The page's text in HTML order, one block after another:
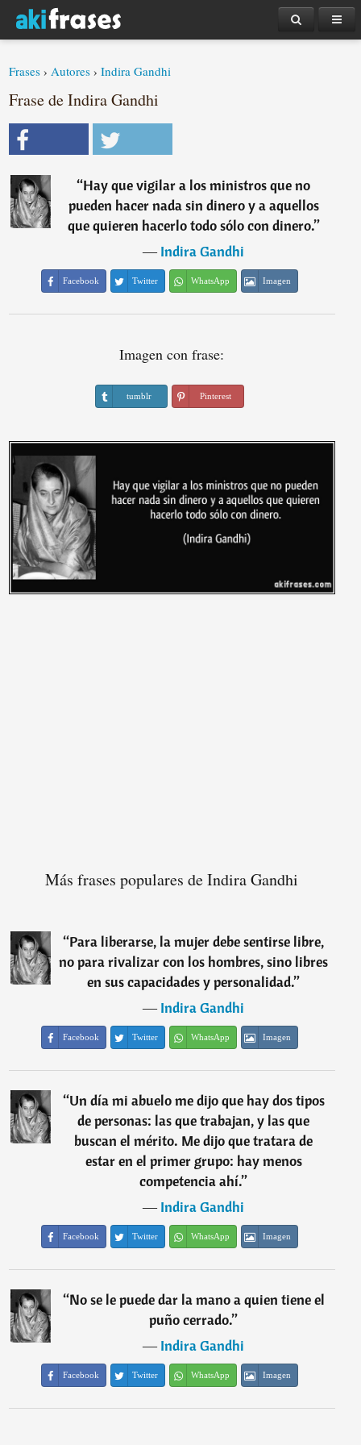
Frases ›Autores ›Indira Gandhi
Frase de Indira Gandhi
“Hay que vigilar a los ministros que no
pueden hacer nada sin dinero y a aquellos
que quieren hacerlo todo sólo con dinero.”
―Indira Gandhi
Facebook Twitter WhatsApp Imagen
Imagen con frase:
tumblr Pinterest
Más frases populares de Indira Gandhi
“Para liberarse, la mujer debe sentirse libre,
no para rivalizar con los hombres, sino libres
en sus capacidades y personalidad.”
―Indira Gandhi
Facebook Twitter WhatsApp Imagen
“Un día mi abuelo me dijo que hay dos tipos
de personas: las que trabajan, y las que
buscan el mérito. Me dijo que tratara de
estar en el primer grupo: hay menos
competencia ahí.”
―Indira Gandhi
Facebook Twitter WhatsApp Imagen
“No se le puede dar la mano a quien tiene el
puño cerrado.”
―Indira Gandhi
Facebook Twitter WhatsApp Imagen